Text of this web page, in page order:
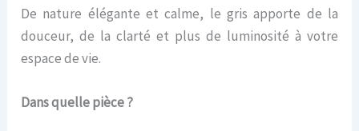
De nature élégante et calme, le gris apporte de la
douceur, de la clarté et plus de luminosité à votre
espace de vie.
Dans quelle pièce ?